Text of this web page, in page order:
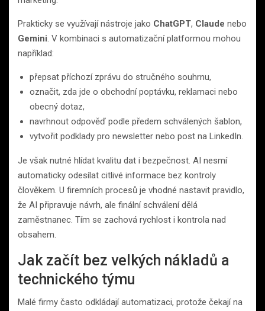
Prakticky se využívají nástroje jako ChatGPT, Claude nebo
Gemini. V kombinaci s automatizační platformou mohou
například:
přepsat příchozí zprávu do stručného souhrnu,
označit, zda jde o obchodní poptávku, reklamaci nebo
obecný dotaz,
navrhnout odpověď podle předem schválených šablon,
vytvořit podklady pro newsletter nebo post na LinkedIn.
Je však nutné hlídat kvalitu dat i bezpečnost. AI nesmí
automaticky odesílat citlivé informace bez kontroly
člověkem. U firemních procesů je vhodné nastavit pravidlo,
že AI připravuje návrh, ale finální schválení dělá
zaměstnanec. Tím se zachová rychlost i kontrola nad
obsahem.
Jak začít bez velkých nákladů a
technického týmu
Malé firmy často odkládají automatizaci, protože čekají na